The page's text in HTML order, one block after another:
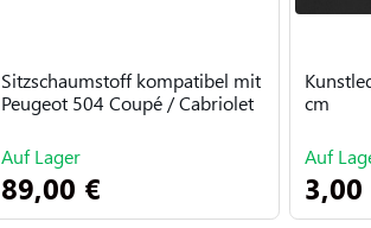
Sitzschaumstoff kompatibel mit
Peugeot 504 Coupé / Cabriolet
Auf Lager
89,00 €
cm
Auf
3,00